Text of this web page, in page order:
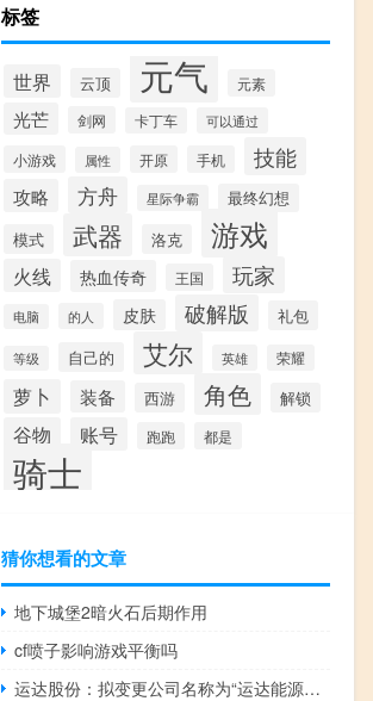
标签
世界 云顶 元气 元素
光芒 剑网 卡丁车 可以通过
小游戏 属性 开原 手机 技能
攻略 方舟 星际争霸 最终幻想
模式 武器 洛克 游戏
火线 热血传奇 王国 玩家
电脑 的人 皮肤 破解版 礼包
等级 自己的 艾尔 英雄 荣耀
萝卜 装备 西游 角色 解锁
谷物 账号 跑跑 都是
骑士
猜你想看的文章
地下城堡2暗火石后期作用
cf喷子影响游戏平衡吗
运达股份：拟变更公司名称为“运达能源科技集团股份有限公司”